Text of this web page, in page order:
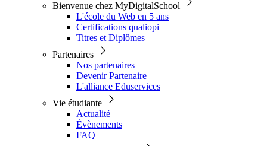
Bienvenue chez MyDigitalSchool
L'école du Web en 5 ans
Certifications qualiopi
Titres et Diplômes
Partenaires
Nos partenaires
Devenir Partenaire
L'alliance Eduservices
Vie étudiante
Actualité
Évènements
FAQ